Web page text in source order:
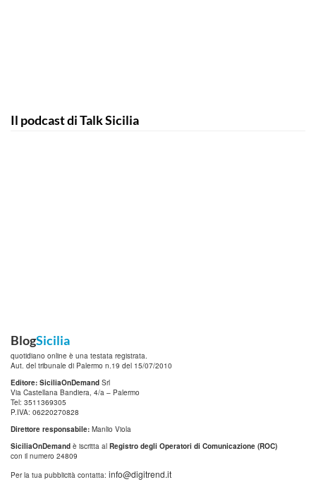
Il podcast di Talk Sicilia
BlogSicilia
quotidiano online è una testata registrata.
Aut. del tribunale di Palermo n.19 del 15/07/2010
Editore: SiciliaOnDemand Srl
Via Castellana Bandiera, 4/a – Palermo
Tel: 3511369305
P.IVA: 06220270828
Direttore responsabile: Manlio Viola
SiciliaOnDemand è iscritta al Registro degli Operatori di Comunicazione (ROC)
con il numero 24809
Per la tua pubblicità contatta: info@digitrend.it